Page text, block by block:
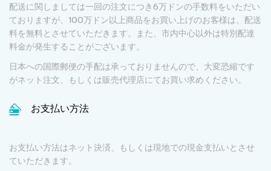
配送に関しましては一回の注文につき6万ドンの手数料をいただい
ておりますが、100万ドン以上商品をお買い上げのお客様は、配送
料を無料とさせていただきます。また、市内中心以外は特別配達
料金が発生することがございます。
日本への国際郵便の手配は承っておりませんので、大変恐縮です
がネット注文、もしくは販売代理店にてお買い求めください。
お支払い方法
お支払い方法はネット決済、もしくは現地での現金支払いとさせ
ていただきます。